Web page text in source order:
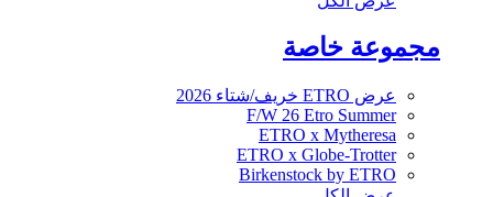
مجموعة خاصة
عرض ETRO خريف/شتاء 2026
F/W 26 Etro Summer
ETRO x Mytheresa
ETRO x Globe-Trotter
Birkenstock by ETRO